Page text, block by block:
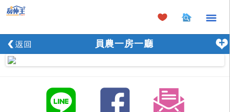
×
員農一房一廳